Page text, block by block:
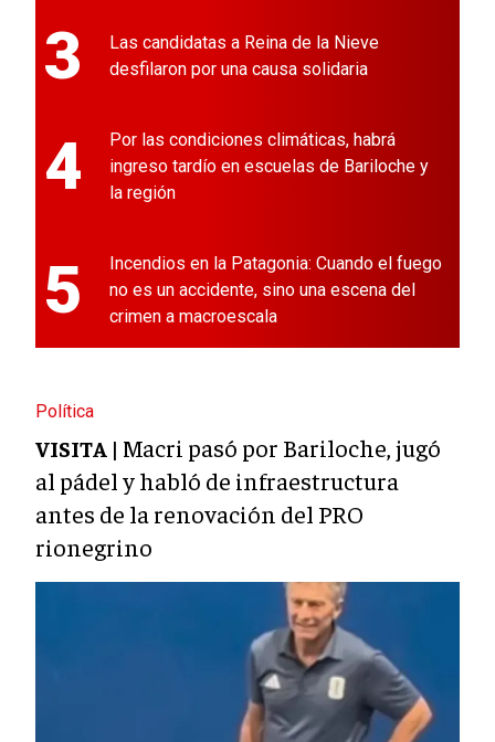
3
Las candidatas a Reina de la Nieve
desfilaron por una causa solidaria
4
Por las condiciones climáticas, habrá
ingreso tardío en escuelas de Bariloche y
la región
5
Incendios en la Patagonia: Cuando el fuego
no es un accidente, sino una escena del
crimen a macroescala
Política
VISITA | Macri pasó por Bariloche, jugó
al pádel y habló de infraestructura
antes de la renovación del PRO
rionegrino